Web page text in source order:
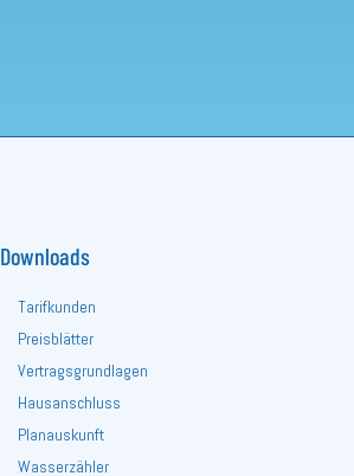
Downloads
Tarifkunden
Preisblätter
Vertragsgrundlagen
Hausanschluss
Planauskunft
Wasserzähler